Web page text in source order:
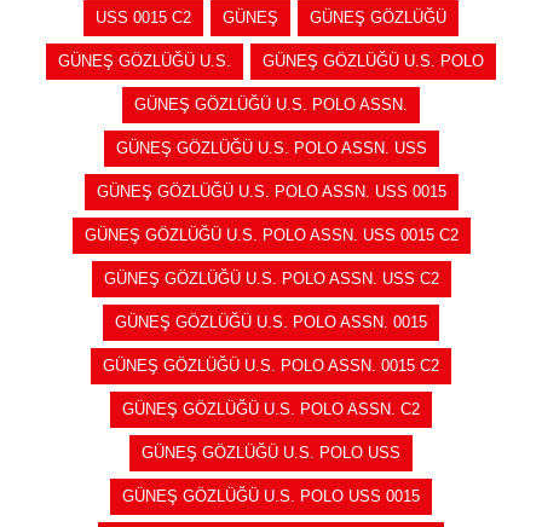
USS 0015 C2 GÜNEŞ GÜNEŞ GÖZLÜĞÜ
GÜNEŞ GÖZLÜĞÜ U.S. GÜNEŞ GÖZLÜĞÜ U.S. POLO
GÜNEŞ GÖZLÜĞÜ U.S. POLO ASSN.
GÜNEŞ GÖZLÜĞÜ U.S. POLO ASSN. USS
GÜNEŞ GÖZLÜĞÜ U.S. POLO ASSN. USS 0015
GÜNEŞ GÖZLÜĞÜ U.S. POLO ASSN. USS 0015 C2
GÜNEŞ GÖZLÜĞÜ U.S. POLO ASSN. USS C2
GÜNEŞ GÖZLÜĞÜ U.S. POLO ASSN. 0015
GÜNEŞ GÖZLÜĞÜ U.S. POLO ASSN. 0015 C2
GÜNEŞ GÖZLÜĞÜ U.S. POLO ASSN. C2
GÜNEŞ GÖZLÜĞÜ U.S. POLO USS
GÜNEŞ GÖZLÜĞÜ U.S. POLO USS 0015